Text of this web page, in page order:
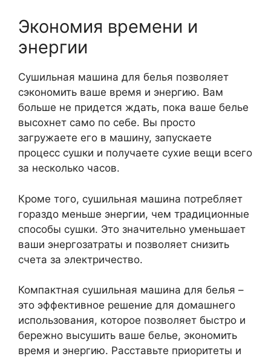
Экономия времени и
энергии
Сушильная машина для белья позволяет
сэкономить ваше время и энергию. Вам
больше не придется ждать, пока ваше белье
высохнет само по себе. Вы просто
загружаете его в машину, запускаете
процесс сушки и получаете сухие вещи всего
за несколько часов.
Кроме того, сушильная машина потребляет
гораздо меньше энергии, чем традиционные
способы сушки. Это значительно уменьшает
ваши энергозатраты и позволяет снизить
счета за электричество.
Компактная сушильная машина для белья –
это эффективное решение для домашнего
использования, которое позволяет быстро и
бережно высушить ваше белье, экономить
время и энергию. Расставьте приоритеты и